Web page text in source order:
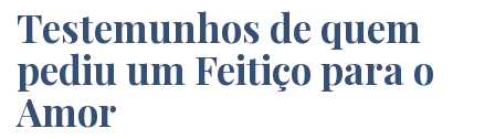
Testemunhos de quem
pediu um Feitiço para o
Amor